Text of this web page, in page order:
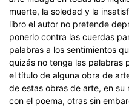
muerte, la soledad y la
libro el autor no pretende
ponerlo contra las cuerdas
palabras a los sentimientos
quizás no tenga las palabras
el título de alguna obra de
de estas obras de arte, en
con el poema, otras sin